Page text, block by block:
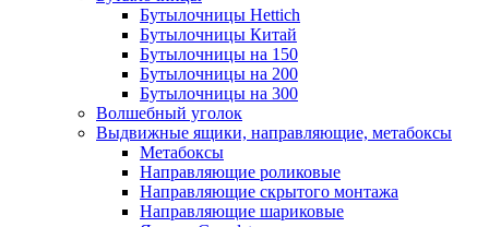
Бутылочницы Hettich
Бутылочницы Китай
Бутылочницы на 150
Бутылочницы на 200
Бутылочницы на 300
Волшебный уголок
Выдвижные ящики, направляющие, метабоксы
Метабоксы
Направляющие роликовые
Направляющие скрытого монтажа
Направляющие шариковые